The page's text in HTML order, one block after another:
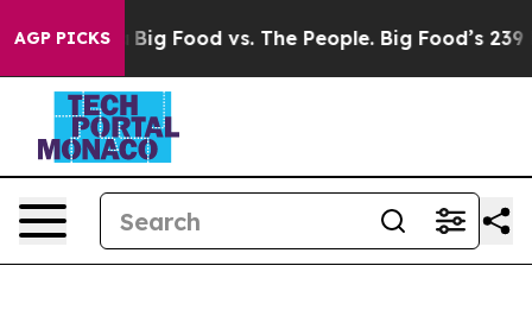
AGP PICKS
Big Food vs. The People. Big Food’s 239